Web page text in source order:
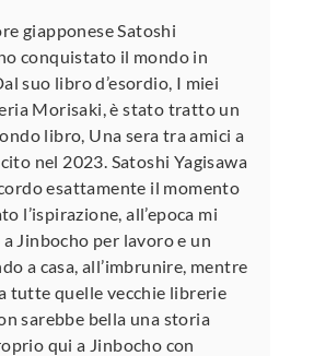
giapponese Satoshi
conquistato il mondo in
suo libro d’esordio, I miei
Morisaki, è stato tratto un
libro, Una sera tra amici a
nel 2023. Satoshi Yagisawa
esattamente il momento
l’ispirazione, all’epoca mi
a Jinbocho per lavoro e un
a casa, all’imbrunire, mentre
tutte quelle vecchie librerie
sarebbe bella una storia
qui a Jinbocho con